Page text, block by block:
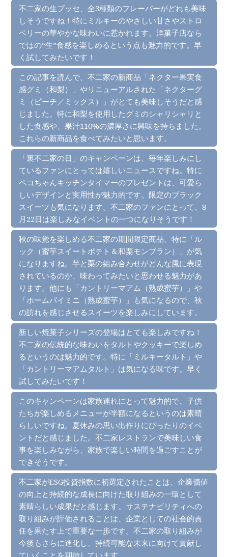
不二家の生ブッセ、全3種類のフレーバーがどれも美味
しそうですね！特にミルキーのやさしい甘さやストロ
ベリーの華やかな味わいに惹かれます。洋菓子店なら
ではの“生”食感を楽しめるという点も魅力的です。早
く試してみたいです！
この記事を読んで、不二家の新商品「ネクター果実食
感グミ（和梨）」やリニューアルされた「ネクターグ
ミ（ピーチ／ミックス）」がとても美味しそうだと感
じました。特に和梨を使用したグミのシャリシャリと
した食感や、果汁110%の濃厚さに興味を持ちました。
これらの新商品を食べてみたいと思います。
「裏不二家の日」のキャンペーンは、毎年楽しみにし
ているファンにとっては嬉しいニュースですね。特に
ペコちゃんキッチンタイマーのプレゼントは、可愛ら
しいデザインと実用性が魅力的です。限定のブラック
スイーツも気になります。不二家のファンにとって、8
月22日は楽しみなイベントの一つになりそうです！
秋の味覚を楽しめる不二家の期間限定商品、特に「ル
ック（蜜芋スイートポテト＆和栗モンブラン）」が気
になりますね。芋と栗の組み合わせがどんな風に表現
されているのか、味わってみたいと思わせる魅力があ
ります。他にも「カントリーマアム（熟成蜜芋）」や
「ホームパイミニ（熟成蜜芋）」も気になるので、秋
の訪れを感じさせるスイーツを楽しみにしています。
新しい焼菓子シリーズの登場はとても楽しみですね！
不二家の伝統的な味わいをタルトやクッキーで楽しめ
るというのは魅力的です。特に「ミルキータルト」や
「カントリーマアムタルト」は気になる味です。早く
試してみたいです！
このキャンペーンは家族連れにとって魅力的で、子供
たちが楽しめるメニューが半額になるというのは素晴
らしいですね。夏休みの思い出作りにぴったりのイベ
ントだと感じました。不二家レストランで美味しい食
事を楽しみながら、家族で楽しい時間を過ごすことが
できそうです。
不二家がESG投資指数に初選定されたことは、企業価値
の向上と持続的な成長に向けた取り組みの一環として
素晴らしい成果だと感じます。サステナビリティへの
取り組みが評価されることは、企業としての社会的責
任を果たす上で重要な一歩です。不二家の取り組みが
今後もさらに進化し、持続可能な未来に向けて貢献し